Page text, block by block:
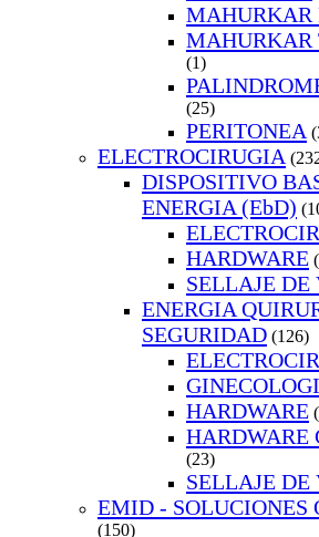
MAHURKAR
MAHURKAR
(1)
(25)
PERITONEA
ELECTROCIRUGIA
DISPOSITIVO
ENERGIA (EbD)
HARDWARE
SELLAJE DE
ENERGIA
SEGURIDAD (126)
HARDWARE
HARDWARE
(23)
SELLAJE DE
EMID - SOLUCIONES
(150)